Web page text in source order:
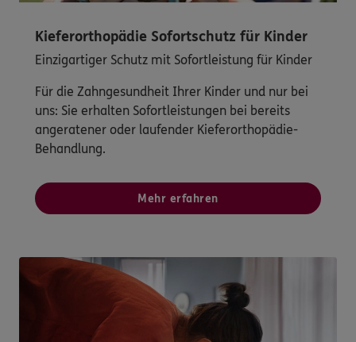
Kieferorthopädie Sofortschutz für Kinder
Einzigartiger Schutz mit Sofortleistung für Kinder
Für die Zahngesundheit Ihrer Kinder und nur bei
uns: Sie erhalten Sofortleistungen bei bereits
angeratener oder laufender Kieferorthopädie-
Behandlung.
Mehr erfahren